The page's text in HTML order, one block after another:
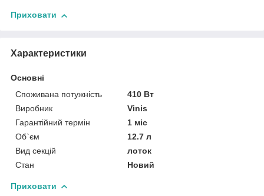
Приховати
Характеристики
Основні
Споживана потужність
410 Вт
Виробник
Vinis
Гарантійний термін
1 міс
Об`єм
12.7 л
Вид секцій
лоток
Стан
Новий
Приховати